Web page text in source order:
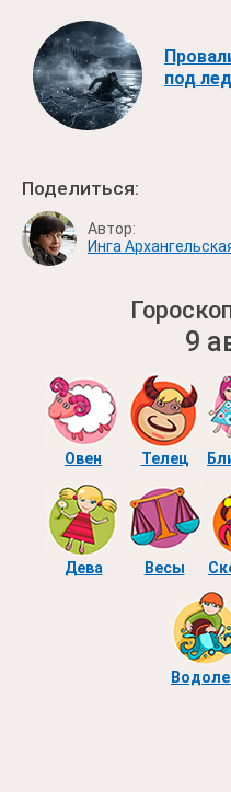
под лед
Поделиться:
Автор:
Инга
9
Овен Телец
Дева Весы